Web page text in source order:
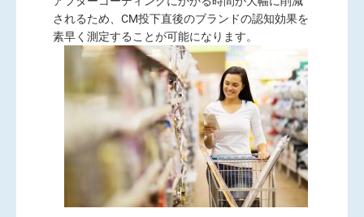
されるため、CM投下直後のブランドの認知効果を
素早く測定することが可能になります。